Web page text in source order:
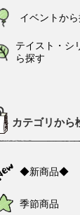
イベントか
テイスト・シ
ら探す
カテゴリから
◆新商品◆
季節商品